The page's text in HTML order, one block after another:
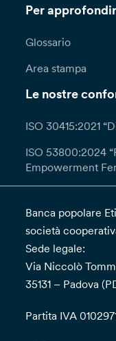
Per
Glossario
Area stampa
Le nostre
ISO 30415:2021
ISO 53800:2024
Empowerment
Banca popolare
società
Sede legale:
Via Niccolò
35131 – Padova
Partita IVA